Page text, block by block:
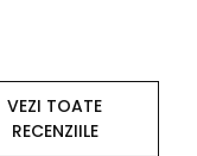
VEZI TOATE
RECENZIILE